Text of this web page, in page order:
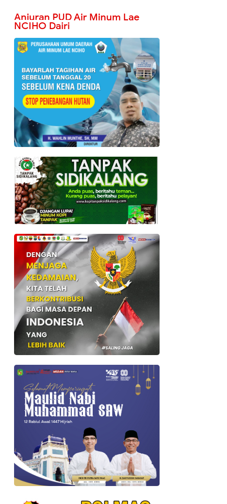
Anjuran PUD Air Minum Lae
NCIHO Dairi